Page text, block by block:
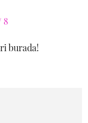
burada!